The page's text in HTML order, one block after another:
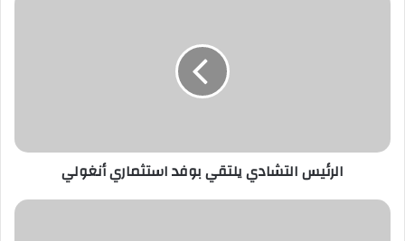
الرئيس التشادي يلتقي بوفد استثماري أنغولي
فلسطين